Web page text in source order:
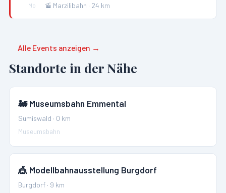
Mo
🚡 Marzilibahn · 24 km
Alle Events anzeigen →
Standorte in der Nähe
🚂 Museumsbahn Emmental
Sumiswald · 0 km
Museumsbahn
🎪 Modellbahnausstellung Burgdorf
Burgdorf · 9 km